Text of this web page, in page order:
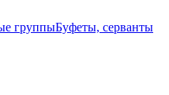
группыБуфеты, серванты